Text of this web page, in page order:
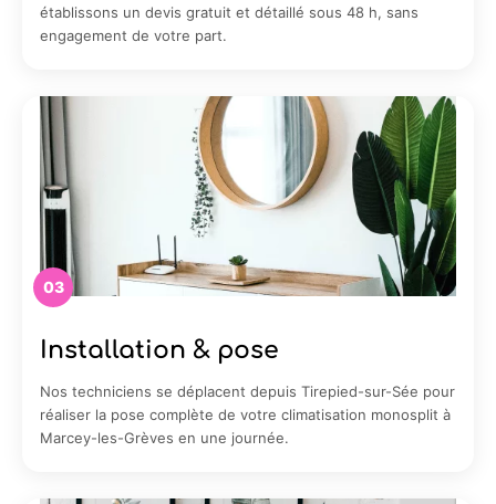
établissons un devis gratuit et détaillé sous 48 h, sans
engagement de votre part.
03
Installation & pose
Nos techniciens se déplacent depuis Tirepied-sur-Sée pour
réaliser la pose complète de votre climatisation monosplit à
Marcey-les-Grèves en une journée.